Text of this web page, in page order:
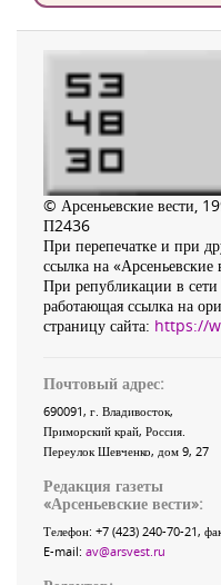
© Арсеньевские вести,
П2436
При перепечатке и при
ссылка на «Арсеньевские
При републикации в сети
работающая ссылка на
страницу сайта: https://
Почтовый адрес:
690091, г. Владивосток,
Приморский край, Россия
Переулок Шевченко, дом 9, 27
Редакция газеты
«Арсеньевские вести»:
Телефон: +7 (423) 240-70-21,
E-mail: av@arsvest.ru